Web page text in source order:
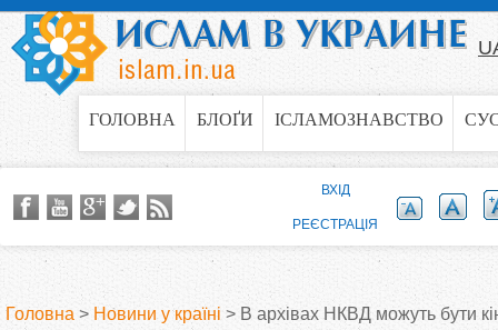
Jump to navigation
ГОЛОВНА БЛОҐИ ІСЛАМОЗНАВСТВО
Головна > Новини у країні > В архівах НКВД можуть бути
ВХІД
РЕЄСТРАЦІЯ